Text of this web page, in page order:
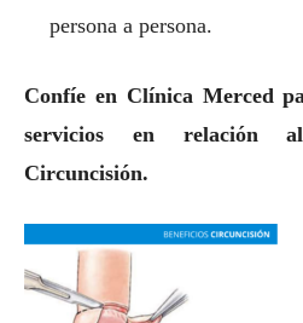
persona a persona.
Confíe en Clínica Merced
servicios en relación
Circuncisión.